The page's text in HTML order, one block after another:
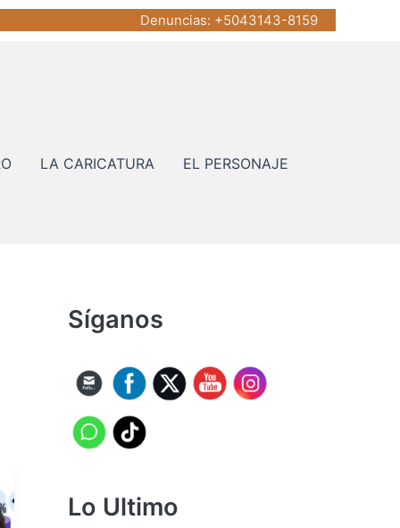
Denuncias: +5043143-8159
LA CARICATURA EL PERSONAJE
Síganos
Lo Ultimo